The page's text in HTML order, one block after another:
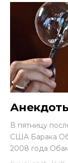
В пятницу
США Барака
2008 года